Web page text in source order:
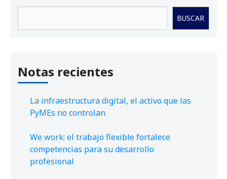
BUSCAR
Notas recientes
La infraestructura digital, el activo que las
PyMEs no controlan
We work: el trabajo flexible fortalece
competencias para su desarrollo
profesional